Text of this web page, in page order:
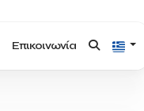
Επικοινωνία